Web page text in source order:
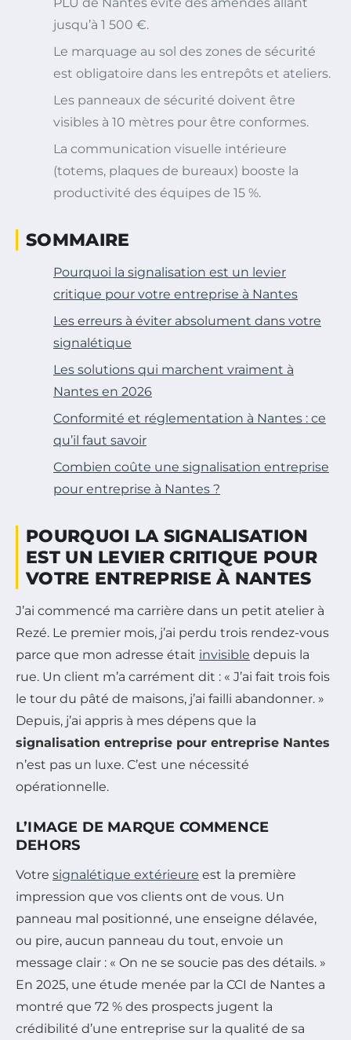
jusqu’à 1 500 €.
Le marquage au sol des zones de sécurité
est obligatoire dans les entrepôts et ateliers.
Les panneaux de sécurité doivent être
visibles à 10 mètres pour être conformes.
La communication visuelle intérieure
(totems, plaques de bureaux) booste la
productivité des équipes de 15 %.
SOMMAIRE
Pourquoi la signalisation est un levier
critique pour votre entreprise à Nantes
Les erreurs à éviter absolument dans votre
signalétique
Les solutions qui marchent vraiment à
Nantes en 2026
Conformité et réglementation à Nantes : ce
qu’il faut savoir
Combien coûte une signalisation entreprise
pour entreprise à Nantes ?
POURQUOI LA SIGNALISATION
EST UN LEVIER CRITIQUE POUR
VOTRE ENTREPRISE À NANTES
J’ai commencé ma carrière dans un petit atelier à
Rezé. Le premier mois, j’ai perdu trois rendez-vous
parce que mon adresse était invisible depuis la
rue. Un client m’a carrément dit : « J’ai fait trois fois
le tour du pâté de maisons, j’ai failli abandonner. »
Depuis, j’ai appris à mes dépens que la
signalisation entreprise pour entreprise Nantes
n’est pas un luxe. C’est une nécessité
opérationnelle.
L’IMAGE DE MARQUE COMMENCE
DEHORS
Votre signalétique extérieure est la première
impression que vos clients ont de vous. Un
panneau mal positionné, une enseigne délavée,
ou pire, aucun panneau du tout, envoie un
message clair : « On ne se soucie pas des détails. »
En 2025, une étude menée par la CCI de Nantes a
montré que 72 % des prospects jugent la
crédibilité d’une entreprise sur la qualité de sa